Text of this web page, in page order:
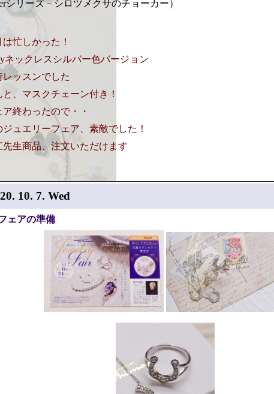
シリーズ－シロツメクサのチョーカー）
は忙しかった！
ネックレスシルバー色バージョン
レッスンでした
と、マスクチェーン付き！
ア終わったので・・
ジュエリーフェア、素敵でした！
先生商品、注文いただけます
10. 7. Wed
ェアの準備